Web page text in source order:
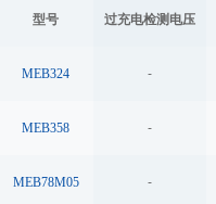
型号 过充电检测电压
MEB324 -
MEB358 -
MEB78M05 -